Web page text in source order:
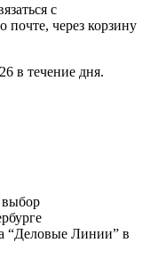
с
почте, через корзину
в течение дня.
“Деловые Линии” в